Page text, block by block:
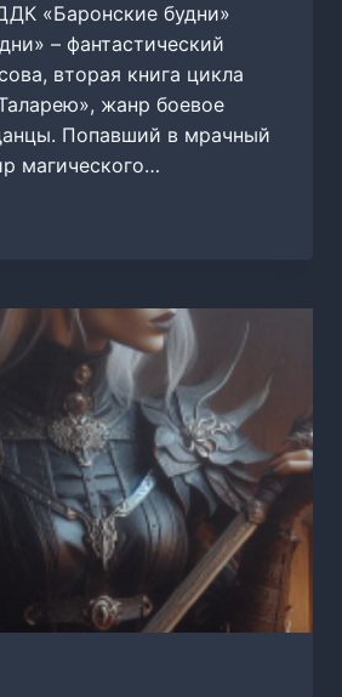
«Баронские будни»
– фантастический
вторая книга цикла
жанр боевое
Попавший в мрачный
магического…